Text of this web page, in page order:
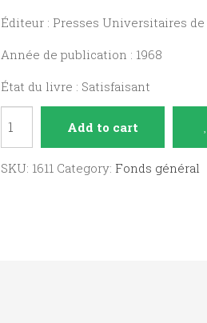
Éditeur : Presses Universitaires de
Année de publication : 1968
État du livre : Satisfaisant
Conciles
Add to cart
SKU: 1611 Category: Fonds général